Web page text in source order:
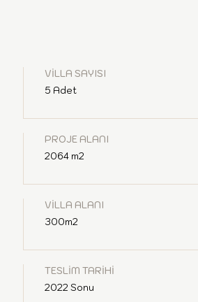
VİLLA SAYISI
5 Adet
PROJE ALANI
2064 m2
VİLLA ALANI
300m2
TESLİM TARİHİ
2022 Sonu